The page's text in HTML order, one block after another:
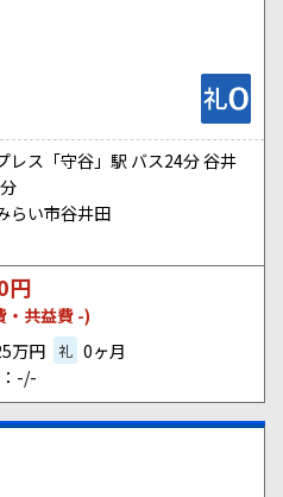
レス「守谷」駅 バス24分 谷井
らい市谷井田
円
・共益費 -)
万円 礼 0ヶ月
-/-